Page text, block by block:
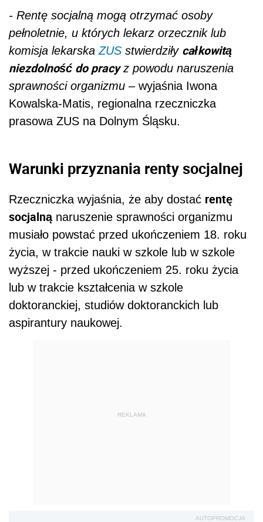
- Rentę socjalną mogą otrzymać osoby
pełnoletnie, u których lekarz orzecznik lub
komisja lekarska ZUS stwierdziły całkowitą
niezdolność do pracyz powodu naruszenia
sprawności organizmu –wyjaśnia Iwona
Kowalska-Matis, regionalna rzeczniczka
prasowa ZUS na Dolnym Śląsku.
Warunki przyznania renty socjalnej
Rzeczniczka wyjaśnia, że aby dostać rentę
socjalnąnaruszenie sprawności organizmu
musiało powstać przed ukończeniem 18. roku
życia, w trakcie nauki w szkole lub w szkole
wyższej - przed ukończeniem 25. roku życia
lub w trakcie kształcenia w szkole
doktoranckiej, studiów doktoranckich lub
aspirantury naukowej.
REKLAMA
AUTOPROMOCJA